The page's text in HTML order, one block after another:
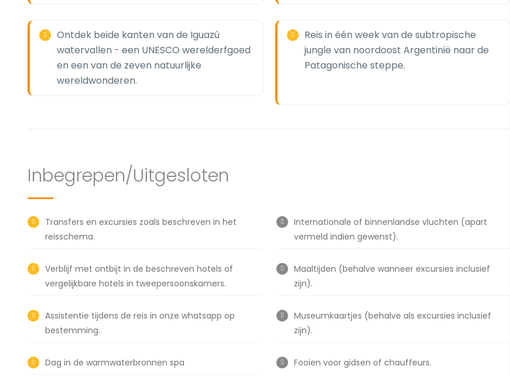
Ontdek beide kanten van de Iguazú
watervallen - een UNESCO werelderfgoed
en een van de zeven natuurlijke
wereldwonderen.
Reis in één week van de subtropische
jungle van noordoost Argentinië naar de
Patagonische steppe.
Inbegrepen/Uitgesloten
Transfers en excursies zoals beschreven in het
reisschema.
Verblijf met ontbijt in de beschreven hotels of
vergelijkbare hotels in tweepersoonskamers.
Assistentie tijdens de reis in onze whatsapp op
bestemming.
Dag in de warmwaterbronnen spa
Internationale of binnenlandse vluchten (apart
vermeld indien gewenst).
Maaltijden (behalve wanneer excursies inclusief
zijn).
Museumkaartjes (behalve als excursies inclusief
zijn).
Fooien voor gidsen of chauffeurs.